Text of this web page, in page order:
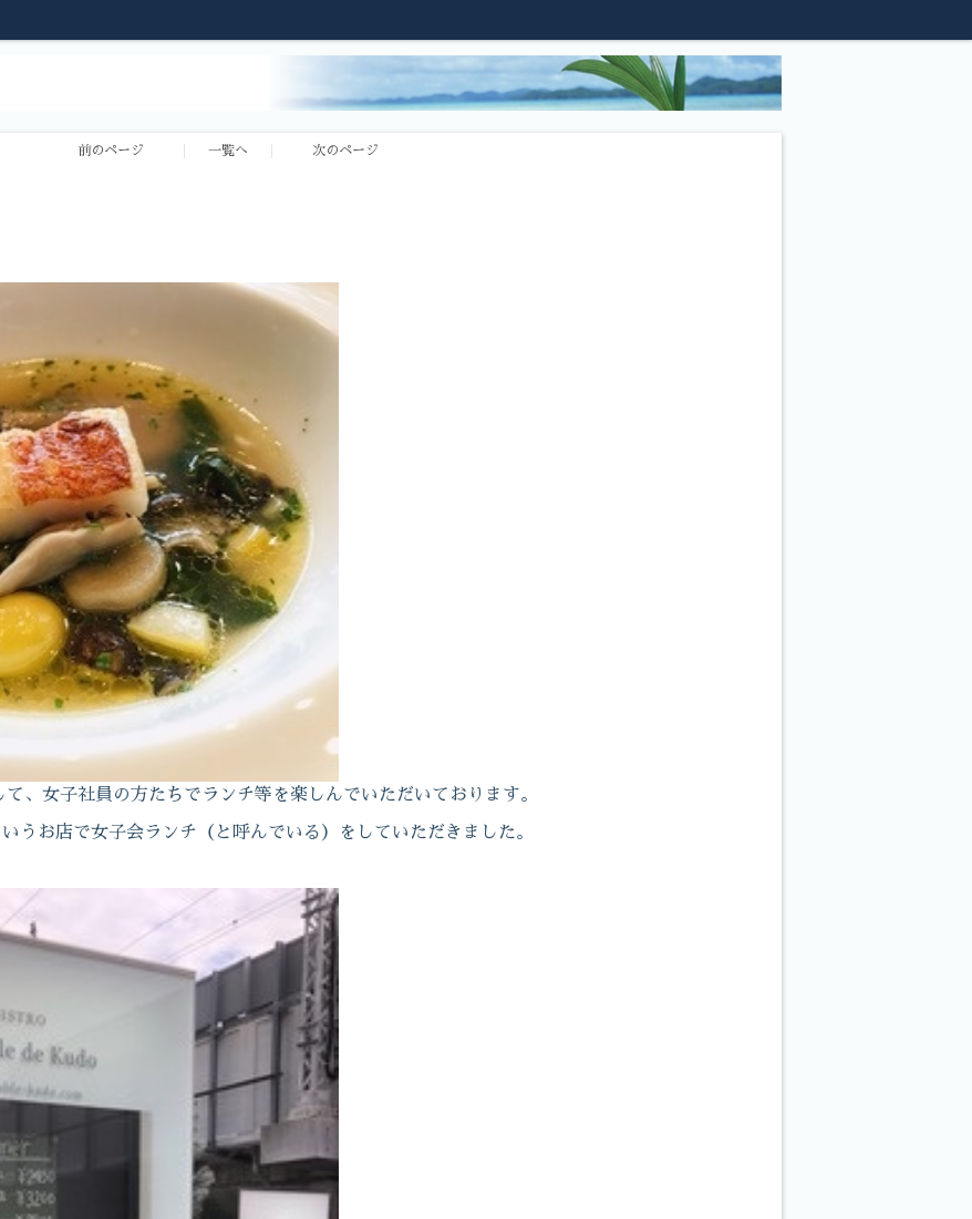
前のページ 一覧へ 次のページ
、女子社員の方たちでランチ等を楽しんでいただいております。
お店で女子会ランチ（と呼んでいる）をしていただきました。